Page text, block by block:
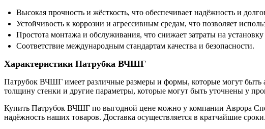
Высокая прочность и жёсткость, что обеспечивает надёжность и
Устойчивость к коррозии и агрессивным средам, что позволяет
Простота монтажа и обслуживания, что снижает затраты на
Соответствие международным стандартам качества и безопасности.
Характеристики Патрубка ВЧШГ
Патрубок ВЧШГ имеет различные размеры и формы, которые могут быть
толщину стенки и другие параметры, которые могут быть уточнены у
Купить Патрубок ВЧШГ по выгодной цене можно у компании Аврора
надёжность наших товаров. Доставка осуществляется в кратчайшие сроки.